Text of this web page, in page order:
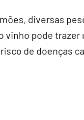
diversas
vinho pode
de doenças